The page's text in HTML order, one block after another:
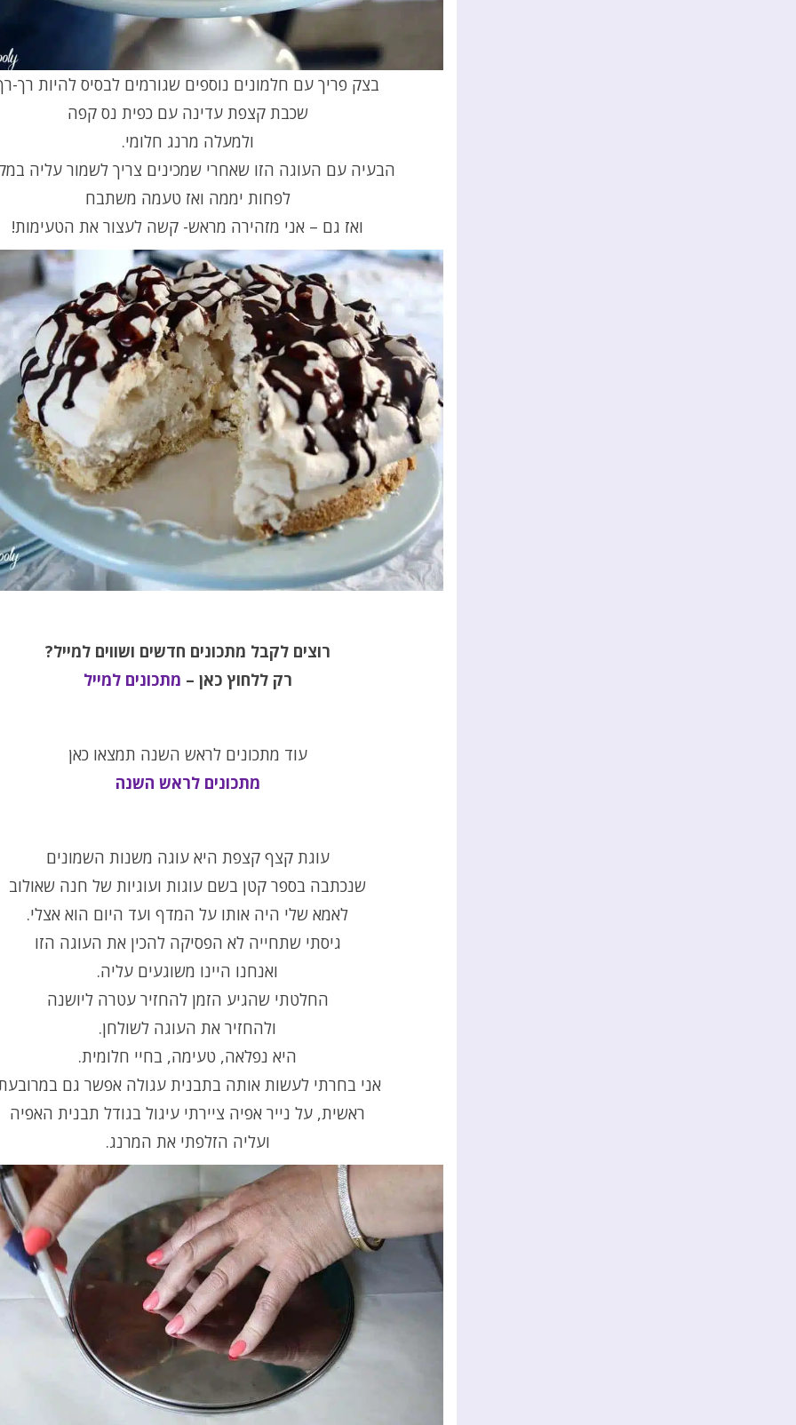
בצק פריך עם חלמונים נוספים שגורמים לבסיס להיות רך-
שכבת קצפת עדינה עם כפית נס קפה
ולמעלה מרנג חלומי.
הבעיה עם העוגה הזו שאחרי שמכינים צריך לשמור עליה
לפחות יממה ואז טעמה משתבח
ואז גם – אני מזהירה מראש- קשה לעצור את הטעימות!
רוצים לקבל מתכונים חדשים ושווים למייל?
רק ללחוץ כאן – מתכונים למייל
עוד מתכונים לראש השנה תמצאו כאן
מתכונים לראש השנה
עוגת קצף קצפת היא עוגה משנות השמונים
שנכתבה בספר קטן בשם עוגות ועוגיות של חנה שאולוב
לאמא שלי היה אותו על המדף ועד היום הוא אצלי.
גיסתי שתחייה לא הפסיקה להכין את העוגה הזו
ואנחנו היינו משוגעים עליה.
החלטתי שהגיע הזמן להחזיר עטרה ליושנה
ולהחזיר את העוגה לשולחן.
היא נפלאה, טעימה, בחיי חלומית.
אני בחרתי לעשות אותה בתבנית עגולה אפשר גם
ראשית, על נייר אפיה ציירתי עיגול בגודל תבנית האפיה
ועליה הזלפתי את המרנג.